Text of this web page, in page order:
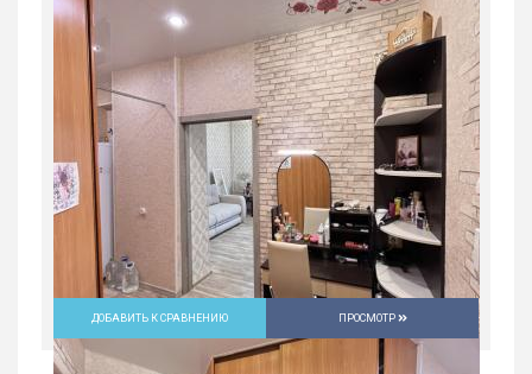
Россия, Свердловская область, Нижний
Тагил
1 560 000 руб.
5/5 28.1 м2
ДОБАВИТЬ К СРАВНЕНИЮ ПРОСМОТР